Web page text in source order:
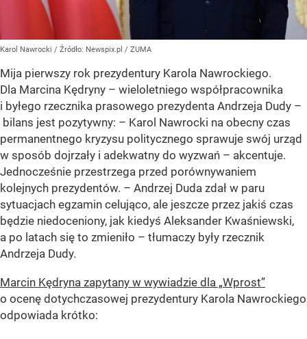
Karol Nawrocki / Źródło: Newspix.pl / ZUMA
Mija pierwszy rok prezydentury Karola Nawrockiego.
Dla Marcina Kędryny – wieloletniego współpracownika
i byłego rzecznika prasowego prezydenta Andrzeja Dudy –
bilans jest pozytywny: – Karol Nawrocki na obecny czas
permanentnego kryzysu politycznego sprawuje swój urząd
w sposób dojrzały i adekwatny do wyzwań – akcentuje.
Jednocześnie przestrzega przed porównywaniem
kolejnych prezydentów. – Andrzej Duda zdał w paru
sytuacjach egzamin celująco, ale jeszcze przez jakiś czas
będzie niedoceniony, jak kiedyś Aleksander Kwaśniewski,
a po latach się to zmieniło – tłumaczy były rzecznik
Andrzeja Dudy.
Marcin Kędryna zapytany w wywiadzie dla „Wprost”
o ocenę dotychczasowej prezydentury Karola Nawrockiego
odpowiada krótko: